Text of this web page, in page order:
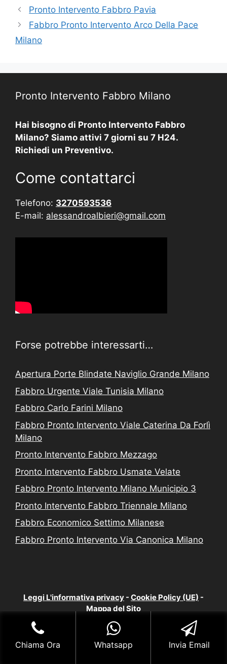
Pronto Intervento Fabbro Pavia
Fabbro Pronto Intervento Arco Della Pace
Milano
Pronto Intervento Fabbro Milano
Hai bisogno di Pronto Intervento Fabbro
Milano? Siamo attivi 7 giorni su 7 H24.
Richiedi un Preventivo.
Come contattarci
Telefono: 3270593536
E-mail: alessandroalbieri@gmail.com
Forse potrebbe interessarti…
Apertura Porte Blindate Naviglio Grande Milano
Fabbro Urgente Viale Tunisia Milano
Fabbro Carlo Farini Milano
Fabbro Pronto Intervento Viale Caterina Da Forlì
Milano
Pronto Intervento Fabbro Mezzago
Pronto Intervento Fabbro Usmate Velate
Fabbro Pronto Intervento Milano Municipio 3
Pronto Intervento Fabbro Triennale Milano
Fabbro Economico Settimo Milanese
Fabbro Pronto Intervento Via Canonica Milano
Leggi L'informativa privacy - Cookie Policy (UE) -
Mappa del Sito
COPYRIGHT [c] 2023 by -Realizzazione siti internet
Solution Group Communication
Siti Roma
Chiama Ora Whatsapp Invia Email